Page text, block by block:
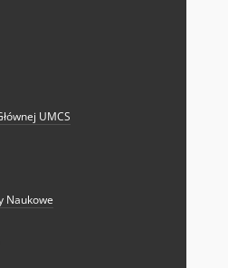
UMCS
Naukowe